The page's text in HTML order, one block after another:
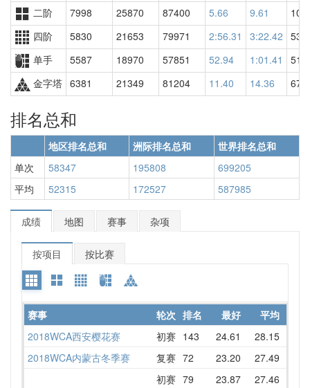
二阶
7998 25870 87400 5.66 9.61
四阶
5830 21653 79971 2:56.31 3:22.42
单手
5587 18970 57851 52.94 1:01.41
金字塔 6381 21349 81204 11.40 14.36
排名总和
地区排名总和 洲际排名总和
世界排名总和
单次
58347 195808
699205
平均
52315 172527 587985
成绩 地图 赛事 杂项
按项目 按比赛
赛事 轮次 排名 最好 平均
2018WCA西安樱花赛
初赛 143 24.61 28.15
2018WCA内蒙古冬季赛 复赛 72 23.20 27.49
初赛 79 23.87 27.46